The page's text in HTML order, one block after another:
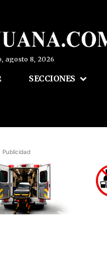
agosto 8, 2026
SECCIONES
Publicidad